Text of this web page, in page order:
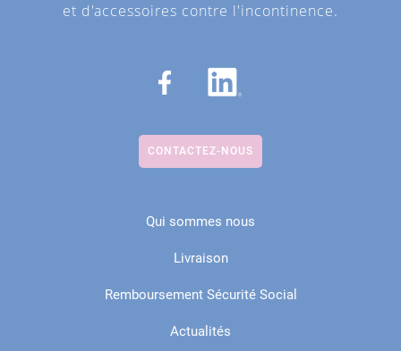
et d'accessoires contre l'incontinence.
CONTACTEZ-NOUS
Qui sommes nous
Livraison
Remboursement Sécurité Social
Actualités